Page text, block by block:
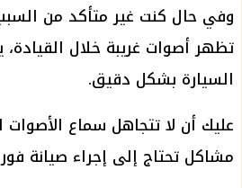
وفي حال كنت غير متأكد من
تظهر أصوات غريبة خلال
السيارة بشكل دقيق.
عليك أن لا تتجاهل سماع
مشاكل تحتاج إلى إجراء صيانة